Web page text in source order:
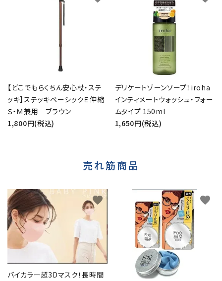
【どこでもらくちん安心杖・ステ
ッキ】ステッキベーシックＥ伸縮
Ｓ・Ｍ兼用 ブラウン
1,800円(税込)
デリケートゾーンソープ！iroha
インティメートウォッシュ・フォー
ムタイプ 150ml
1,650円(税込)
売れ筋商品
バイカラー超3Dマスク！長時間
favorite favorite